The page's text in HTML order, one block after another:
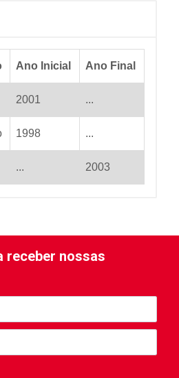
Ano Inicial Ano Final
2001 ...
1998 ...
... 2003
receber nossas